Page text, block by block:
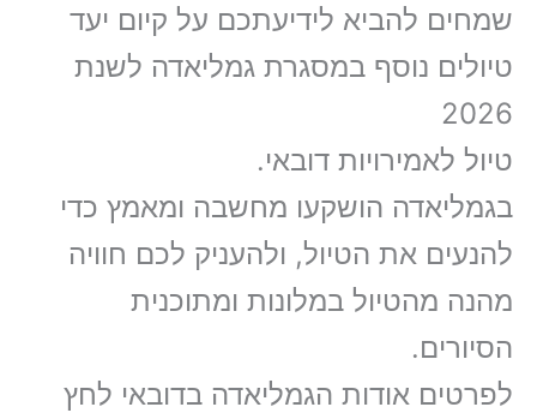
שמחים להביא לידיעתכם על קיום יעד
טיולים נוסף במסגרת גמליאדה לשנת
2026
טיול לאמירויות דובאי.
בגמליאדה הושקעו מחשבה ומאמץ כדי
להנעים את הטיול, ולהעניק לכם חוויה
מהנה מהטיול במלונות ומתוכנית
הסיורים.
לפרטים אודות הגמליאדה בדובאי לחץ